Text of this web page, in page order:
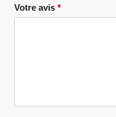
Votre avis *